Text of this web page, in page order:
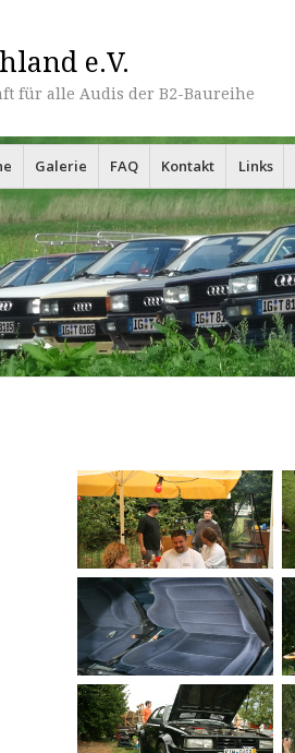
e.V.
für alle Audis der B2-Baureihe
Galerie FAQ Kontakt Links